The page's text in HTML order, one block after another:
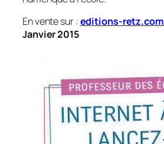
En vente sur : editions-retz.com
Janvier 2015